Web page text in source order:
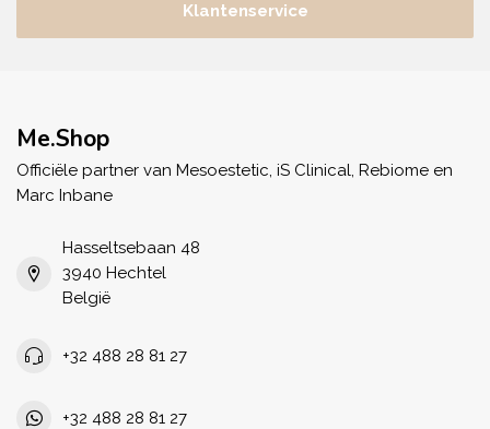
Klantenservice
Me.Shop
Officiële partner van Mesoestetic, iS Clinical, Rebiome en
Marc Inbane
Hasseltsebaan 48
3940 Hechtel
België
+32 488 28 81 27
+32 488 28 81 27